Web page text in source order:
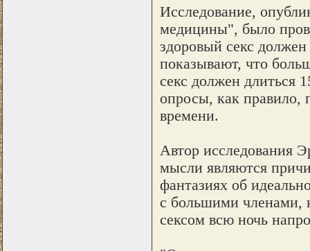
Исследование,
медицины", было
здоровый секс
показывают, что
секс должен длиться
опросы, как правило,
времени.
Автор исследования
мысли являются
фантазиях об
с большими членами,
сексом всю ночь